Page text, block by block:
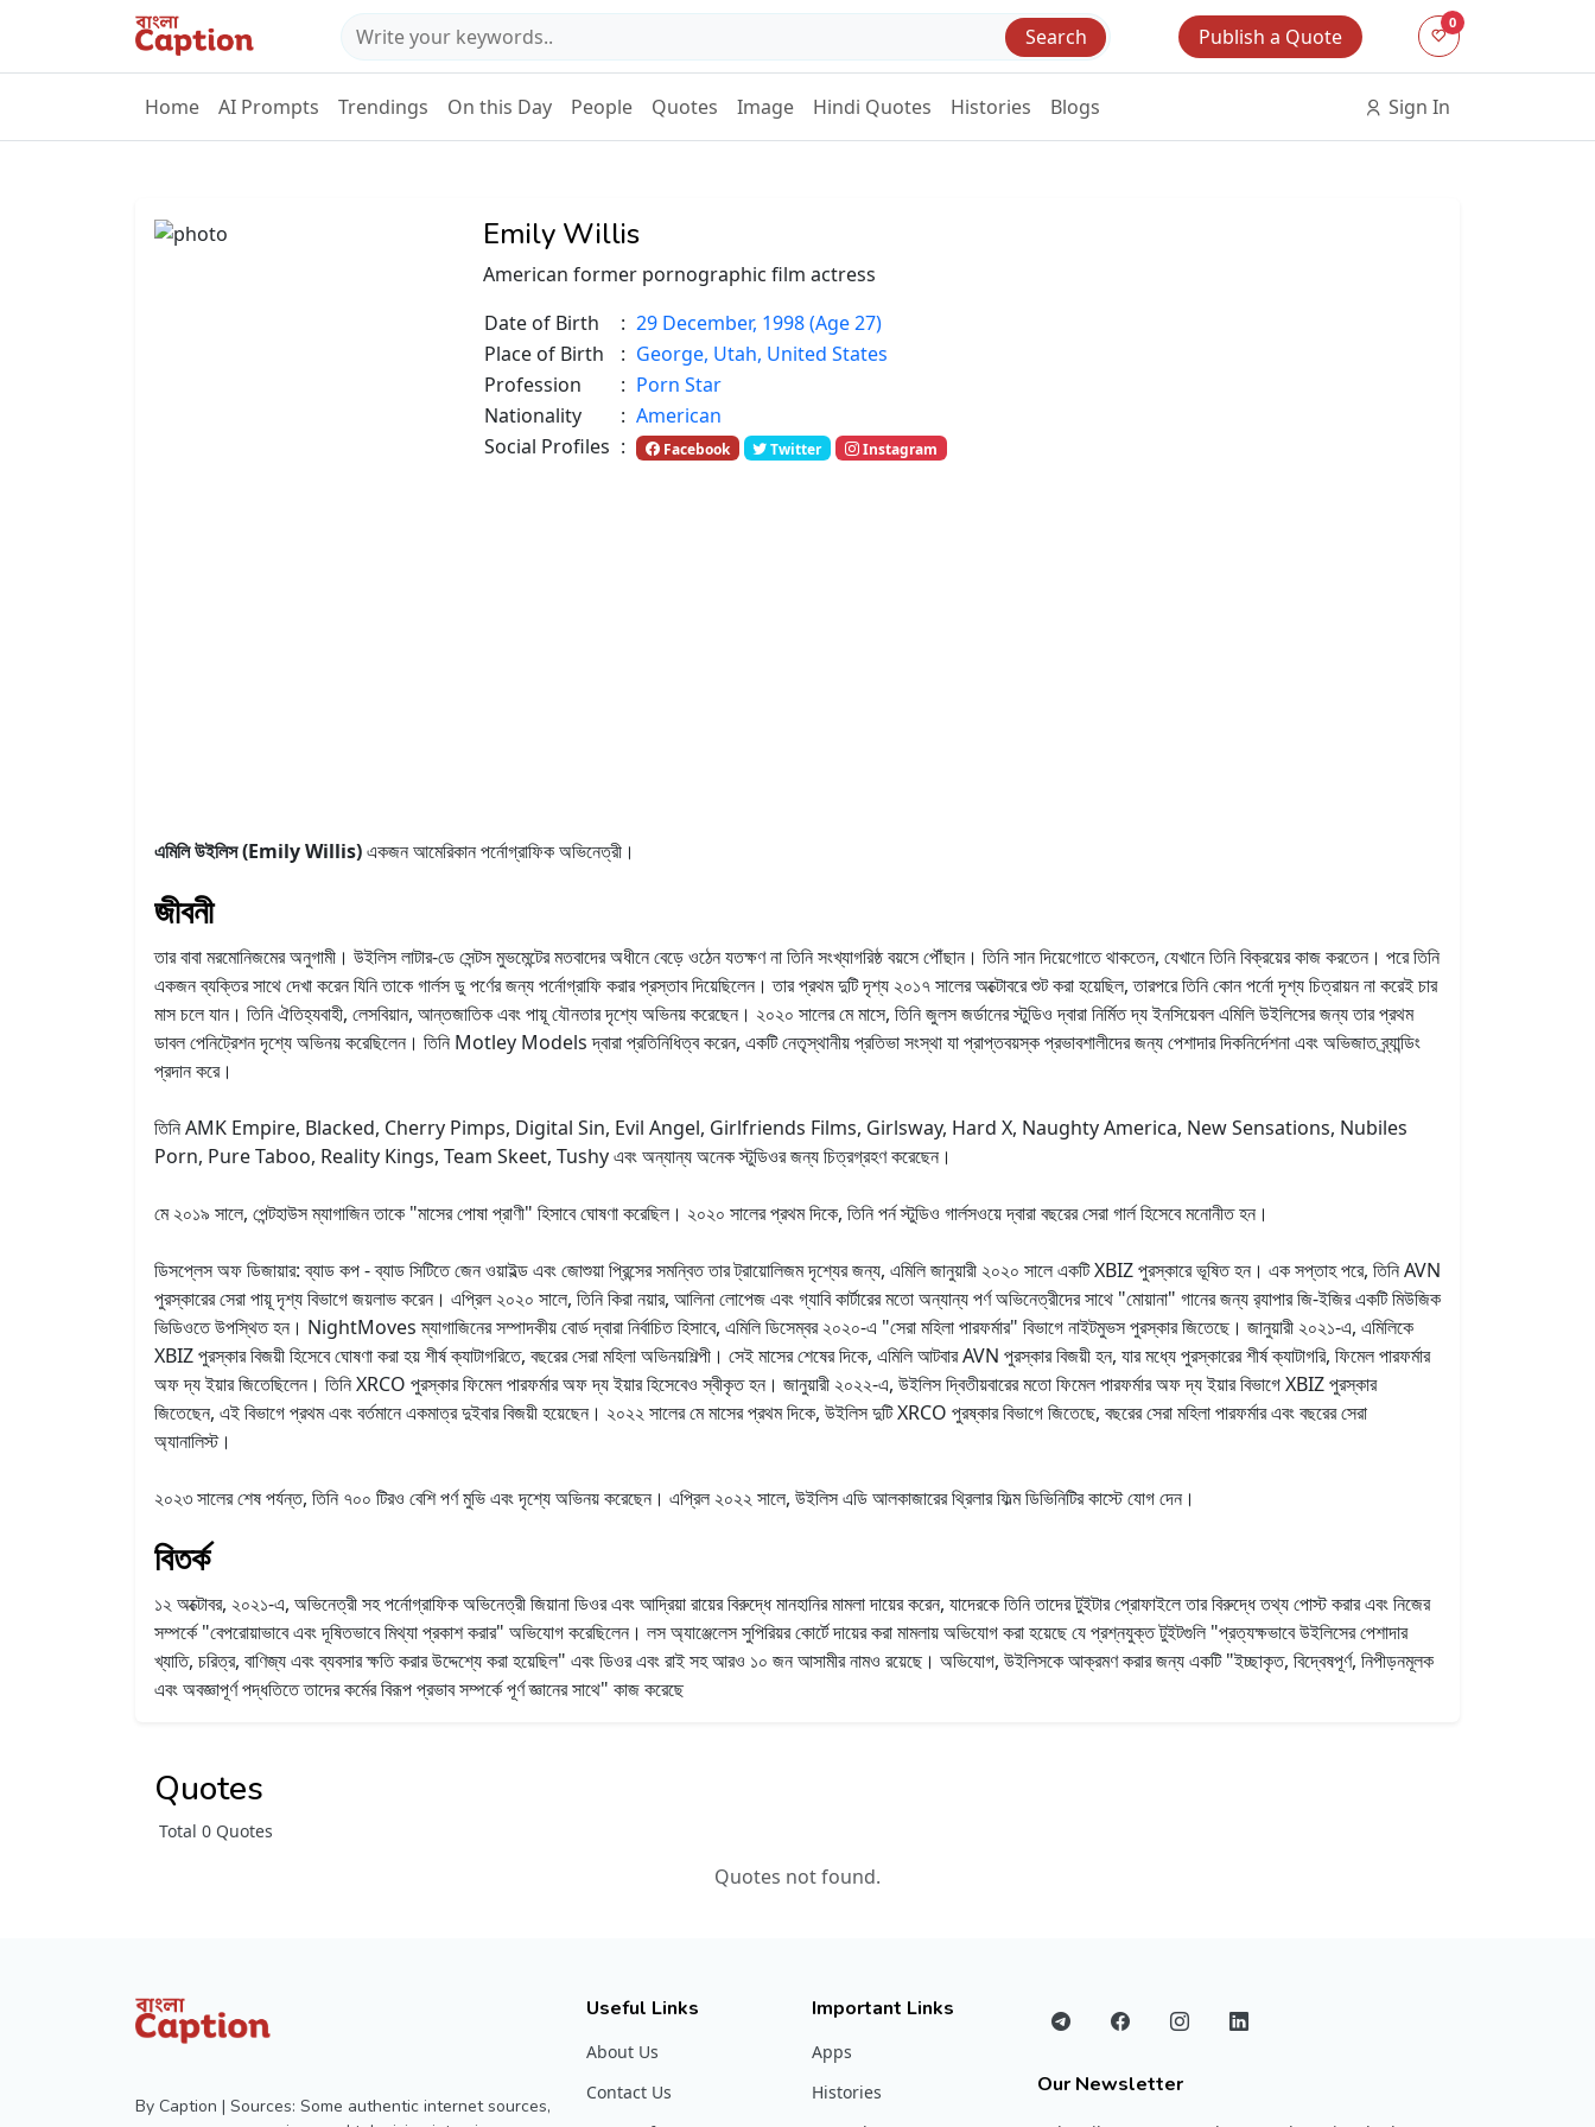
Search Publish a Quote
0
Home AI Prompts Trendings On this Day People Quotes Image Hindi Quotes Histories Blogs Sign In
Emily Willis
American former pornographic film actress
Date of Birth
: 29 December, 1998 (Age 27)
Place of Birth
: George, Utah, United States
Profession
: Porn Star
Nationality
: American
Social Profiles : Facebook Twitter Instagram
এমিলি উইলিস (Emily Willis)একজন আমেরিকান পর্নোগ্রাফিক অভিনেত্রী।
জীবনী
তার বাবা মরমোনিজমের অনুগামী। উইলিস লাটার-ডে সেন্টস মুভমেন্টের মতবাদের অধীনে বেড়ে ওঠেন যতক্ষণ না তিনি সংখ্যাগরিষ্ঠ বয়সে পৌঁছান। তিনি সান দিয়েগোতে থাকতেন, যেখানে তিনি বিক্রয়ের কাজ করতেন। পরে তিনি
একজন ব্যক্তির সাথে দেখা করেন যিনি তাকে গার্লস ডু পর্ণের জন্য পর্নোগ্রাফি করার প্রস্তাব দিয়েছিলেন। তার প্রথম দুটি দৃশ্য ২০১৭ সালের অক্টোবরে শুট করা হয়েছিল, তারপরে তিনি কোন পর্নো দৃশ্য চিত্রায়ন না করেই চার
মাস চলে যান। তিনি ঐতিহ্যবাহী, লেসবিয়ান, আন্তজাতিক এবং পায়ূ যৌনতার দৃশ্যে অভিনয় করেছেন। ২০২০ সালের মে মাসে, তিনি জুলস জর্ডানের স্টুডিও দ্বারা নির্মিত দ্য ইনসিয়েবল এমিলি উইলিসের জন্য তার প্রথম
ডাবল পেনিট্রেশন দৃশ্যে অভিনয় করেছিলেন। তিনি Motley Models দ্বারা প্রতিনিধিত্ব করেন, একটি নেতৃস্থানীয় প্রতিভা সংস্থা যা প্রাপ্তবয়স্ক প্রভাবশালীদের জন্য পেশাদার দিকনির্দেশনা এবং অভিজাত ব্র্যান্ডিং
প্রদান করে।
তিনি AMK Empire, Blacked, Cherry Pimps, Digital Sin, Evil Angel, Girlfriends Films, Girlsway, Hard X, Naughty America, New Sensations, Nubiles
Porn, Pure Taboo, Reality Kings, Team Skeet, Tushy এবং অন্যান্য অনেক স্টুডিওর জন্য চিত্রগ্রহণ করেছেন।
মে ২০১৯ সালে, পেন্টহাউস ম্যাগাজিন তাকে "মাসের পোষা প্রাণী" হিসাবে ঘোষণা করেছিল। ২০২০ সালের প্রথম দিকে, তিনি পর্ন স্টুডিও গার্লসওয়ে দ্বারা বছরের সেরা গার্ল হিসেবে মনোনীত হন।
ডিসপ্লেস অফ ডিজায়ার: ব্যাড কপ - ব্যাড সিটিতে জেন ওয়াইল্ড এবং জোশুয়া প্রিন্সের সমন্বিত তার ট্রায়োলিজম দৃশ্যের জন্য, এমিলি জানুয়ারী ২০২০ সালে একটি XBIZ পুরস্কারে ভূষিত হন। এক সপ্তাহ পরে, তিনি AVN
পুরস্কারের সেরা পায়ূ দৃশ্য বিভাগে জয়লাভ করেন। এপ্রিল ২০২০ সালে, তিনি কিরা নয়ার, আলিনা লোপেজ এবং গ্যাবি কার্টারের মতো অন্যান্য পর্ণ অভিনেত্রীদের সাথে "মোয়ানা" গানের জন্য র‌্যাপার জি-ইজির একটি মিউজিক
ভিডিওতে উপস্থিত হন। NightMoves ম্যাগাজিনের সম্পাদকীয় বোর্ড দ্বারা নির্বাচিত হিসাবে, এমিলি ডিসেম্বর ২০২০-এ "সেরা মহিলা পারফর্মার" বিভাগে নাইটমুভস পুরস্কার জিতেছে। জানুয়ারী ২০২১-এ, এমিলিকে
XBIZ পুরস্কার বিজয়ী হিসেবে ঘোষণা করা হয় শীর্ষ ক্যাটাগরিতে, বছরের সেরা মহিলা অভিনয়শিল্পী। সেই মাসের শেষের দিকে, এমিলি আটবার AVN পুরস্কার বিজয়ী হন, যার মধ্যে পুরস্কারের শীর্ষ ক্যাটাগরি, ফিমেল পারফর্মার
অফ দ্য ইয়ার জিতেছিলেন। তিনি XRCO পুরস্কার ফিমেল পারফর্মার অফ দ্য ইয়ার হিসেবেও স্বীকৃত হন। জানুয়ারী ২০২২-এ, উইলিস দ্বিতীয়বারের মতো ফিমেল পারফর্মার অফ দ্য ইয়ার বিভাগে XBIZ পুরস্কার
জিতেছেন, এই বিভাগে প্রথম এবং বর্তমানে একমাত্র দুইবার বিজয়ী হয়েছেন। ২০২২ সালের মে মাসের প্রথম দিকে, উইলিস দুটি XRCO পুরষ্কার বিভাগে জিতেছে, বছরের সেরা মহিলা পারফর্মার এবং বছরের সেরা
অ্যানালিস্ট।
২০২৩ সালের শেষ পর্যন্ত, তিনি ৭০০ টিরও বেশি পর্ণ মুভি এবং দৃশ্যে অভিনয় করেছেন। এপ্রিল ২০২২ সালে, উইলিস এডি আলকাজারের থ্রিলার ফিল্ম ডিভিনিটির কাস্টে যোগ দেন।
বিতর্ক
১২ অক্টোবর, ২০২১-এ, অভিনেত্রী সহ পর্নোগ্রাফিক অভিনেত্রী জিয়ানা ডিওর এবং আদ্রিয়া রায়ের বিরুদ্ধে মানহানির মামলা দায়ের করেন, যাদেরকে তিনি তাদের টুইটার প্রোফাইলে তার বিরুদ্ধে তথ্য পোস্ট করার এবং নিজের
সম্পর্কে "বেপরোয়াভাবে এবং দূষিতভাবে মিথ্যা প্রকাশ করার" অভিযোগ করেছিলেন। লস অ্যাঞ্জেলেস সুপিরিয়র কোর্টে দায়ের করা মামলায় অভিযোগ করা হয়েছে যে প্রশ্নযুক্ত টুইটগুলি "প্রত্যক্ষভাবে উইলিসের পেশাদার
খ্যাতি, চরিত্র, বাণিজ্য এবং ব্যবসার ক্ষতি করার উদ্দেশ্যে করা হয়েছিল" এবং ডিওর এবং রাই সহ আরও ১০ জন আসামীর নামও রয়েছে। অভিযোগ, উইলিসকে আক্রমণ করার জন্য একটি "ইচ্ছাকৃত, বিদ্বেষপূর্ণ, নিপীড়নমূলক
এবং অবজ্ঞাপূর্ণ পদ্ধতিতে তাদের কর্মের বিরূপ প্রভাব সম্পর্কে পূর্ণ জ্ঞানের সাথে" কাজ করেছে
Quotes
Total 0 Quotes
Quotes not found.
By Caption | Sources: Some authentic internet sources,
Useful Links
About Us
Contact Us
Important Links
Apps
Histories
Our Newsletter